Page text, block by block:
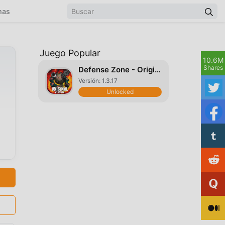
Juego Popular
Defense Zone - Original
Versión: 1.3.17
Unlocked
10.6M
Shares